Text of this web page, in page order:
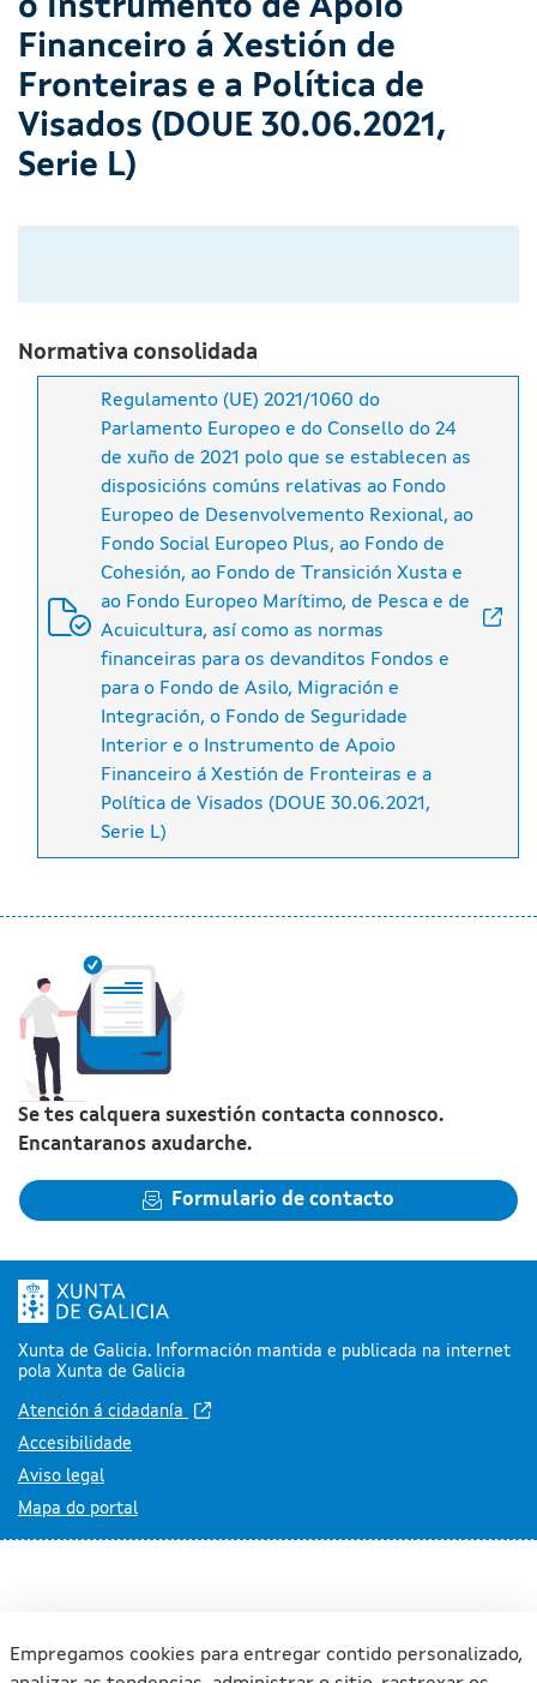
o Instrumento de Apoio
Financeiro á Xestión de
Fronteiras e a Política de
Visados (DOUE 30.06.2021,
Serie L)
Normativa consolidada
Regulamento (UE) 2021/1060 do
Parlamento Europeo e do Consello do 24
de xuño de 2021 polo que se establecen as
disposicións comúns relativas ao Fondo
Europeo de Desenvolvemento Rexional, ao
Fondo Social Europeo Plus, ao Fondo de
Cohesión, ao Fondo de Transición Xusta e
ao Fondo Europeo Marítimo, de Pesca e de
Acuicultura, así como as normas
financeiras para os devanditos Fondos e
para o Fondo de Asilo, Migración e
Integración, o Fondo de Seguridade
Interior e o Instrumento de Apoio
Financeiro á Xestión de Fronteiras e a
Política de Visados (DOUE 30.06.2021,
Serie L)
Se tes calquera suxestión contacta connosco.
Encantaranos axudarche.
Formulario de contacto
Xunta de Galicia. Información mantida e publicada na internet
pola Xunta de Galicia
Atención á cidadanía
Accesibilidade
Aviso legal
Mapa do portal
Empregamos cookies para entregar contido personalizado,